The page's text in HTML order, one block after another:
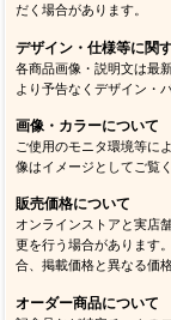
だく場合があります。
デザイン・仕様等に関
各商品画像・説明文は最
より予告なくデザイン・
画像・カラーについて
ご使用のモニタ環境等に
像はイメージとしてご覧
販売価格について
オンラインストアと実店
更を行う場合があります
合、掲載価格と異なる価
オーダー商品について